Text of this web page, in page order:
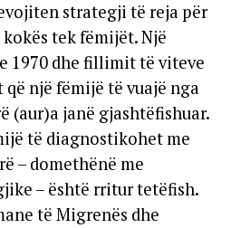
strategji të reja për
tek fëmijët. Një
1970 dhe fillimit të viteve
që një fëmijë të vuajë nga
(aur)a janë gjashtëfishuar.
të diagnostikohet me
– domethënë me
– është rritur tetëfish.
të Migrenës dhe